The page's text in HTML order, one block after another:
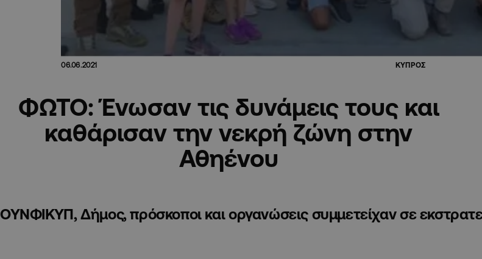
06.06.2021 ΚΥΠΡΟΣ
ΦΩΤΟ: Ένωσαν τις δυνάμεις τους και
καθάρισαν την νεκρή ζώνη στην
Αθηένου
ΟΥΝΦΙΚΥΠ, Δήμος, πρόσκοποι και οργανώσεις συμμετείχαν σε